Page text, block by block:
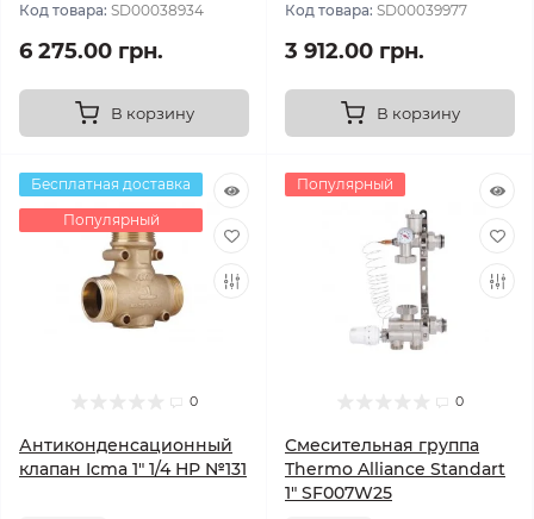
Код товара: SD00038934
6 275.00 грн.
В корзину
Код товара: SD00039977
3 912.00 грн.
В корзину
Бесплатная доставка
Популярный
0
Антиконденсационный
клапан Icma 1" 1/4 НР №131
Популярный
0
Смесительная группа
Thermo Alliance Standart
1" SF007W25